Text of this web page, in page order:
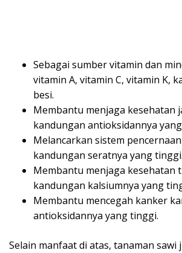
Sebagai sumber vitamin dan
vitamin A, vitamin C, vitamin K,
besi.
Membantu menjaga kesehatan
kandungan antioksidannya
Melancarkan sistem
kandungan seratnya yang tinggi.
Membantu menjaga kesehatan
kandungan kalsiumnya yang
Membantu mencegah kanker
antioksidannya yang tinggi.
Selain manfaat di atas, tanaman sawi